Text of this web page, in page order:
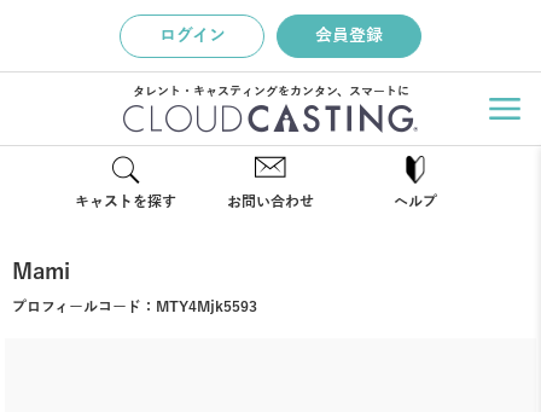
ログイン 会員登録
タレント・キャスティングをカンタン、スマートに
キャストを探す お問い合わせ ヘルプ
Mami
プロフィールコード： MTY4Mjk5593